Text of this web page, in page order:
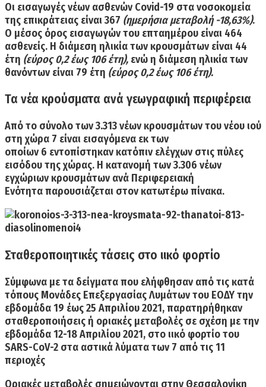
Οι εισαγωγές νέων ασθενών Covid-19 στα νοσοκομεία
της επικράτειας είναι367 (ημερήσια μεταβολή -18,63%).
Ο μέσος όρος εισαγωγώντου επταημέρου είναι 464
ασθενείς. Η διάμεση ηλικία των κρουσμάτων είναι 44
έτη (εύρος 0,2 έως 106 έτη), ενώ η διάμεση ηλικία των
θανόντων είναι 79 έτη (εύρος 0,2 έως 106 έτη).
Τα νέα κρούσματα ανά γεωγραφική περιφέρεια
Από το σύνολο των 3.313 νέων κρουσμάτων του νέου ιού
στη χώρα 7 είναι εισαγόμενα εκ των
οποίων 6 εντοπίστηκαν κατόπιν ελέγχων στις πύλες
εισόδου της χώρας. Η κατανομή των3.306 νέων
εγχώριων κρουσμάτων ανά Περιφερειακή
Ενότητα παρουσιάζεται στον κατωτέρω πίνακα.
Σταθεροποιητικές τάσεις στο ιικό φορτίο
Σύμφωνα με τα δείγματα που ελήφθησαν από τις κατά
τόπους Μονάδες Επεξεργασίας Λυμάτων του ΕΟΔΥ την
εβδομάδα 19 έως 25 Απριλίου 2021, παρατηρήθηκαν
σταθεροποιήσεις ή οριακές μεταβολές σε σχέση με την
εβδομάδα 12-18 Απριλίου 2021, στο ιικό φορτίο του
SARS-CoV-2 στα αστικά λύματα των 7 από τις 11
περιοχές
Οριακές μεταβολές σημειώνονται στην Θεσσαλονίκη